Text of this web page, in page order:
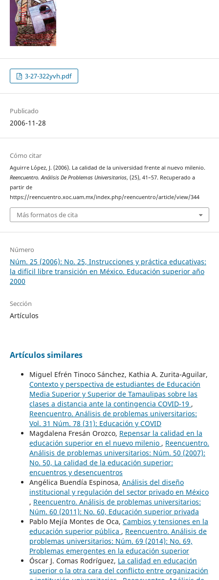
3-27-322yvh.pdf
Publicado
2006-11-28
Cómo citar
Aguirre López, J. (2006). La calidad de la universidad frente al nuevo milenio.
Reencuentro. Análisis De Problemas Universitarios, (25), 41–57. Recuperado a
partir de
https://reencuentro.xoc.uam.mx/index.php/reencuentro/article/view/344
Más formatos de cita
Número
Núm. 25 (2006): No. 25, Instrucciones y práctica educativas:
la difícil libre transición en México. Educación superior año
2000
Sección
Artículos
Artículos similares
Miguel Efrén Tinoco Sánchez, Kathia A. Zurita-Aguilar,
Contexto y perspectiva de estudiantes de Educación
Media Superior y Superior de Tamaulipas sobre las
clases a distancia ante la contingencia COVID-19 ,
Reencuentro. Análisis de problemas universitarios:
Vol. 31 Núm. 78 (31): Educación y COVID
Magdalena Fresán Orozco, Repensar la calidad en la
educación superior en el nuevo milenio , Reencuentro.
Análisis de problemas universitarios: Núm. 50 (2007):
No. 50, La calidad de la educación superior:
encuentros y desencuentros
Angélica Buendía Espinosa, Análisis del diseño
institucional y regulación del sector privado en México
, Reencuentro. Análisis de problemas universitarios:
Núm. 60 (2011): No. 60, Educación superior privada
Pablo Mejía Montes de Oca, Cambios y tensiones en la
educación superior pública , Reencuentro. Análisis de
problemas universitarios: Núm. 69 (2014): No. 69,
Problemas emergentes en la educación superior
Óscar J. Comas Rodríguez, La calidad en educación
superior o la otra cara del conflicto entre organización